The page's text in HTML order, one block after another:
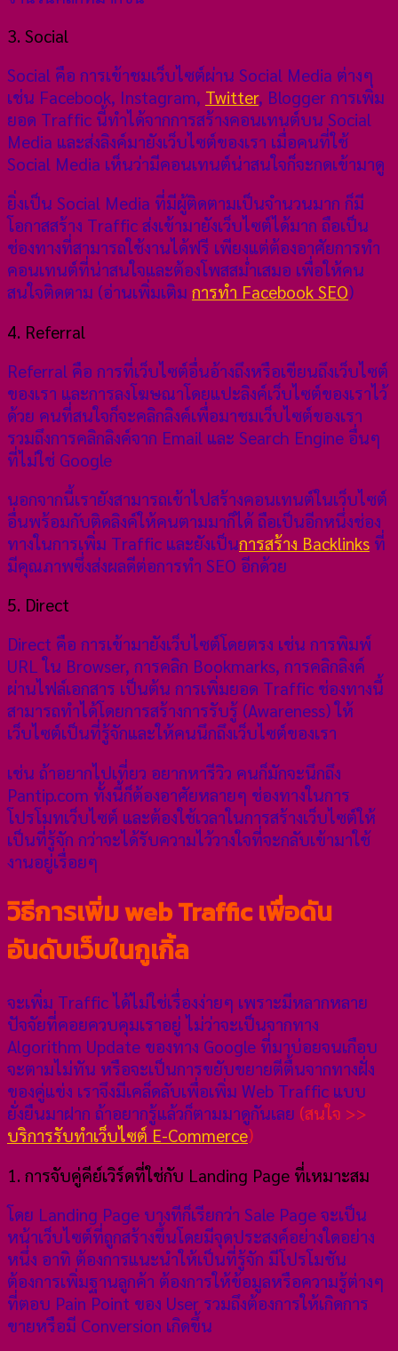
3. Social
Social คือ การเข้าชมเว็บไซต์ผ่าน Social Media ต่างๆ
เช่น Facebook, Instagram, Twitter, Blogger การเพิ่ม
ยอด Traffic นี้ทำได้จากการสร้างคอนเทนต์บน Social
Media และส่งลิงค์มายังเว็บไซต์ของเรา เมื่อคนที่ใช้
Social Media เห็นว่ามีคอนเทนต์น่าสนใจก็จะกดเข้ามาดู
ยิ่งเป็น Social Media ที่มีผู้ติดตามเป็นจำนวนมาก ก็มี
โอกาสสร้าง Traffic ส่งเข้ามายังเว็บไซต์ได้มาก ถือเป็น
ช่องทางที่สามารถใช้งานได้ฟรี เพียงแต่ต้องอาศัยการทำ
คอนเทนต์ที่น่าสนใจและต้องโพสสม่ำเสมอ เพื่อให้คน
สนใจติดตาม (อ่านเพิ่มเติม การทำ Facebook SEO)
4. Referral
Referral คือ การที่เว็บไซต์อื่นอ้างถึงหรือเขียนถึงเว็บไซต์
ของเรา และการลงโฆษณาโดยแปะลิงค์เว็บไซต์ของเราไว้
ด้วย คนที่สนใจก็จะคลิกลิงค์เพื่อมาชมเว็บไซต์ของเรา
รวมถึงการคลิกลิงค์จาก Email และ Search Engine อื่นๆ
ที่ไม่ใช่ Google
นอกจากนี้เรายังสามารถเข้าไปสร้างคอนเทนต์ในเว็บไซต์
อื่นพร้อมกับติดลิงค์ให้คนตามมาก็ได้ ถือเป็นอีกหนึ่งช่อง
ทางในการเพิ่ม Traffic และยังเป็นการสร้าง Backlinks ที่
มีคุณภาพซึ่งส่งผลดีต่อการทำ SEO อีกด้วย
5. Direct
Direct คือ การเข้ามายังเว็บไซต์โดยตรง เช่น การพิมพ์
URL ใน Browser, การคลิก Bookmarks, การคลิกลิงค์
ผ่านไฟล์เอกสาร เป็นต้น การเพิ่มยอด Traffic ช่องทางนี้
สามารถทำได้โดยการสร้างการรับรู้ (Awareness) ให้
เว็บไซต์เป็นที่รู้จักและให้คนนึกถึงเว็บไซต์ของเรา
เช่น ถ้าอยากไปเที่ยว อยากหารีวิว คนก็มักจะนึกถึง
Pantip.com ทั้งนี้ก็ต้องอาศัยหลายๆ ช่องทางในการ
โปรโมทเว็บไซต์ และต้องใช้เวลาในการสร้างเว็บไซต์ให้
เป็นที่รู้จัก กว่าจะได้รับความไว้วางใจที่จะกลับเข้ามาใช้
งานอยู่เรื่อยๆ
วิธีการเพิ่ม web Traffic เพื่อดัน
อันดับเว็บในกูเกิ้ล
จะเพิ่ม Traffic ได้ไม่ใช่เรื่องง่ายๆ เพราะมีหลากหลาย
ปัจจัยที่คอยควบคุมเราอยู่ ไม่ว่าจะเป็นจากทาง
Algorithm Update ของทาง Google ที่มาบ่อยจนเกือบ
จะตามไม่ทัน หรือจะเป็นการขยับขยายตีตื้นจากทางฝั่ง
ของคู่แข่ง เราจึงมีเคล็ดลับเพื่อเพิ่ม Web Traffic แบบ
ยั่งยืนมาฝาก ถ้าอยากรู้แล้วก็ตามมาดูกันเลย (สนใจ >>
บริการรับทำเว็บไซต์ E-Commerce)
1. การจับคู่คีย์เวิร์ดที่ใช่กับ Landing Page ที่เหมาะสม
โดย Landing Page บางทีก็เรียกว่า Sale Page จะเป็น
หน้าเว็บไซต์ที่ถูกสร้างขึ้นโดยมีจุดประสงค์อย่างใดอย่าง
หนึ่ง อาทิ ต้องการแนะนำให้เป็นที่รู้จัก มีโปรโมชัน
ต้องการเพิ่มฐานลูกค้า ต้องการให้ข้อมูลหรือความรู้ต่างๆ
ที่ตอบ Pain Point ของ User รวมถึงต้องการให้เกิดการ
ขายหรือมี Conversion เกิดขึ้น